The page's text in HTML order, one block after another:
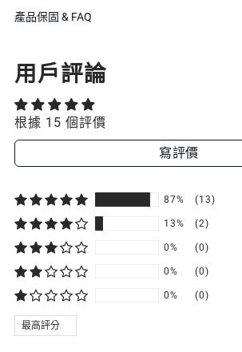
產品保固 & FAQ
用戶評論
根據 15 個評價
寫評價
87% (13)
13% (2)
0% (0)
0% (0)
0% (0)
SORT BY